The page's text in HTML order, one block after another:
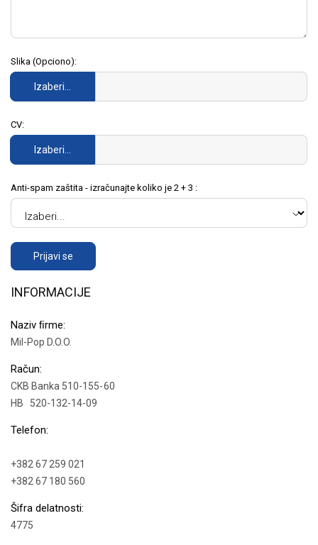
Slika (Opciono):
Izaberi…
CV:
Izaberi…
Anti-spam zaštita - izračunajte koliko je 2 + 3 :
Prijavi se
INFORMACIJE
Naziv ﬁrme:
Mil-Pop D.O.O.
Račun:
CKB Banka 510-155-60
HB 520-132-14-09
Telefon:
+382 67 259 021
+382 67 180 560
Šifra delatnosti:
4775